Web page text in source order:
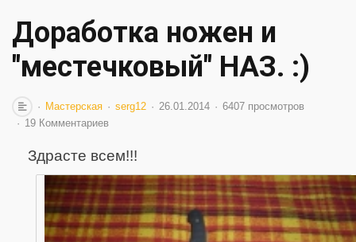
Доработка ножен и
"местечковый" НАЗ. :)
Мастерская serg12 26.01.2014
6407 просмотров
19 Комментариев
Здрасте всем!!!